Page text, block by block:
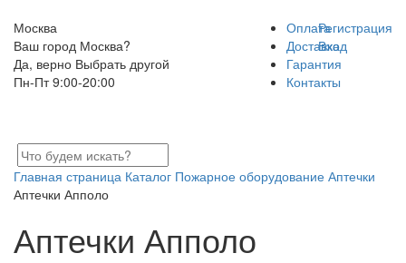
Москва
Ваш город Москва?
Да, верно Выбрать другой
Пн-Пт 9:00-20:00
Оплата
Доставка
Гарантия
Контакты
Регистрация
Вход
Главная страница Каталог Пожарное оборудование Аптечки
Аптечки Апполо
Аптечки Апполо